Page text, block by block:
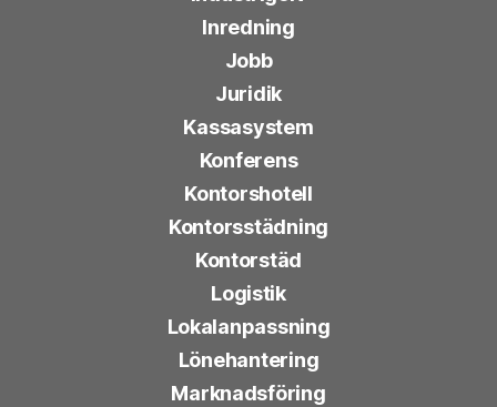
Inredning
Jobb
Juridik
Kassasystem
Konferens
Kontorshotell
Kontorsstädning
Kontorstäd
Logistik
Lokalanpassning
Lönehantering
Marknadsföring